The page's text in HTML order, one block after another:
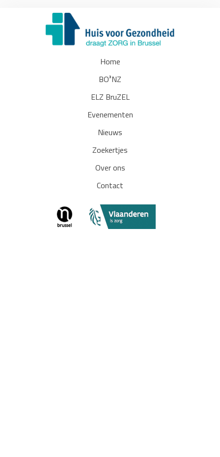
Home
BO³NZ
ELZ BruZEL
Evenementen
Nieuws
Zoekertjes
Over ons
Contact